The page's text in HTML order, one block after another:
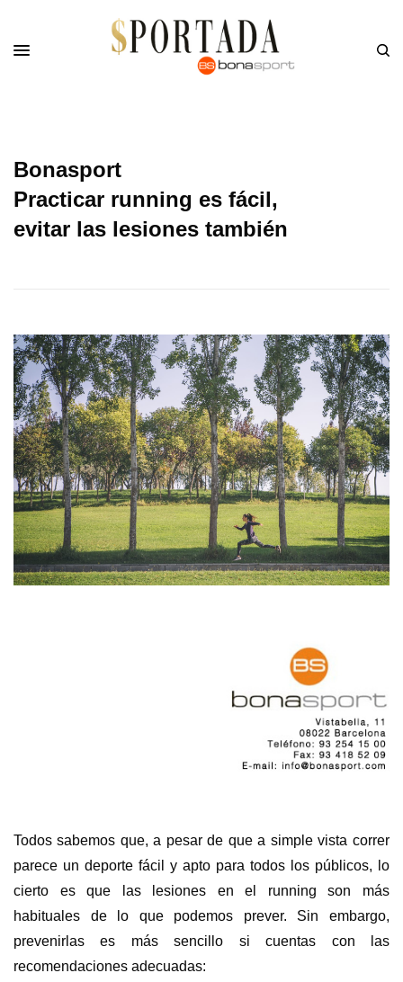
Bonasport
Practicar running es fácil,
evitar las lesiones también
Todos sabemos que, a pesar de que a simple vista correr
parece un deporte fácil y apto para todos los públicos, lo
cierto es que las lesiones en el running son más
habituales de lo que podemos prever. Sin embargo,
prevenirlas es más sencillo si cuentas con las
recomendaciones adecuadas: